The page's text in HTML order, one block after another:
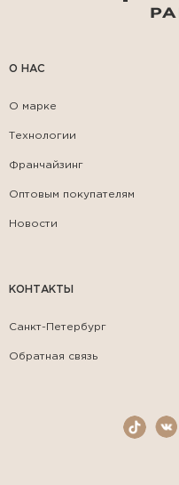
О НАС
О марке
Технологии
Франчайзинг
Оптовым покупателям
Новости
КОНТАКТЫ
Санкт-Петербург
Обратная связь